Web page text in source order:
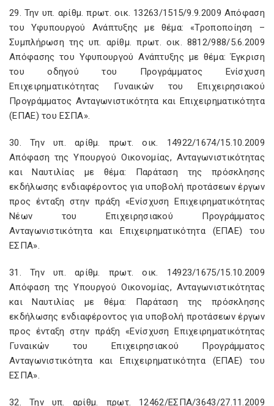
29. Την υπ. αρίθμ. πρωτ. οικ. 13263/1515/9.9.2009 Απόφαση
του Υφυπουργού Ανάπτυξης με θέμα: «Τροποποίηση –
Συμπλήρωση της υπ. αρίθμ. πρωτ. οικ. 8812/988/5.6.2009
Απόφασης του Υφυπουργού Ανάπτυξης με θέμα: Έγκριση
του οδηγού του Προγράμματος Ενίσχυση
Επιχειρηματικότητας Γυναικών του Επιχειρησιακού
Προγράμματος Ανταγωνιστικότητα και Επιχειρηματικότητα
(ΕΠΑΕ) του ΕΣΠΑ».
30. Την υπ. αρίθμ. πρωτ. οικ. 14922/1674/15.10.2009
Απόφαση της Υπουργού Οικονομίας, Ανταγωνιστικότητας
και Ναυτιλίας με θέμα: Παράταση της πρόσκλησης
εκδήλωσης ενδιαφέροντος για υποβολή προτάσεων έργων
προς ένταξη στην πράξη «Ενίσχυση Επιχειρηματικότητας
Νέων του Επιχειρησιακού Προγράμματος
Ανταγωνιστικότητα και Επιχειρηματικότητα (ΕΠΑΕ) του
ΕΣΠΑ».
31. Την υπ. αρίθμ. πρωτ. οικ. 14923/1675/15.10.2009
Απόφαση της Υπουργού Οικονομίας, Ανταγωνιστικότητας
και Ναυτιλίας με θέμα: Παράταση της πρόσκλησης
εκδήλωσης ενδιαφέροντος για υποβολή προτάσεων έργων
προς ένταξη στην πράξη «Ενίσχυση Επιχειρηματικότητας
Γυναικών του Επιχειρησιακού Προγράμματος
Ανταγωνιστικότητα και Επιχειρηματικότητα (ΕΠΑΕ) του
ΕΣΠΑ».
32. Την υπ. αρίθμ. πρωτ. 12462/ΕΣΠΑ/3643/27.11.2009